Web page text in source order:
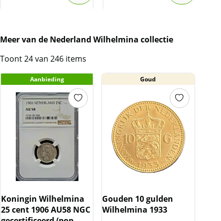
Meer van de Nederland Wilhelmina collectie
Toont 24 van 246 items
Aanbieding
Koningin Wilhelmina
25 cent 1906 AU58 NGC
Goud
Gouden 10 gulden
Wilhelmina 1933